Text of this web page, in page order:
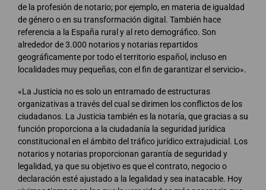
de la profesión de notario; por ejemplo, en materia de igualdad
de género o en su transformación digital. También hace
referencia a la España rural y al reto demográfico. Son
alrededor de 3.000 notarios y notarias repartidos
geográficamente por todo el territorio español, incluso en
localidades muy pequeñas, con el fin de garantizar el servicio».
«La Justicia no es solo un entramado de estructuras
organizativas a través del cual se dirimen los conflictos de los
ciudadanos. La Justicia también es la notaría, que gracias a su
función proporciona a la ciudadanía la seguridad jurídica
constitucional en el ámbito del tráfico jurídico extrajudicial. Los
notarios y notarias proporcionan garantía de seguridad y
legalidad, ya que su objetivo es que el contrato, negocio o
declaración esté ajustado a la legalidad y sea inatacable. Hoy